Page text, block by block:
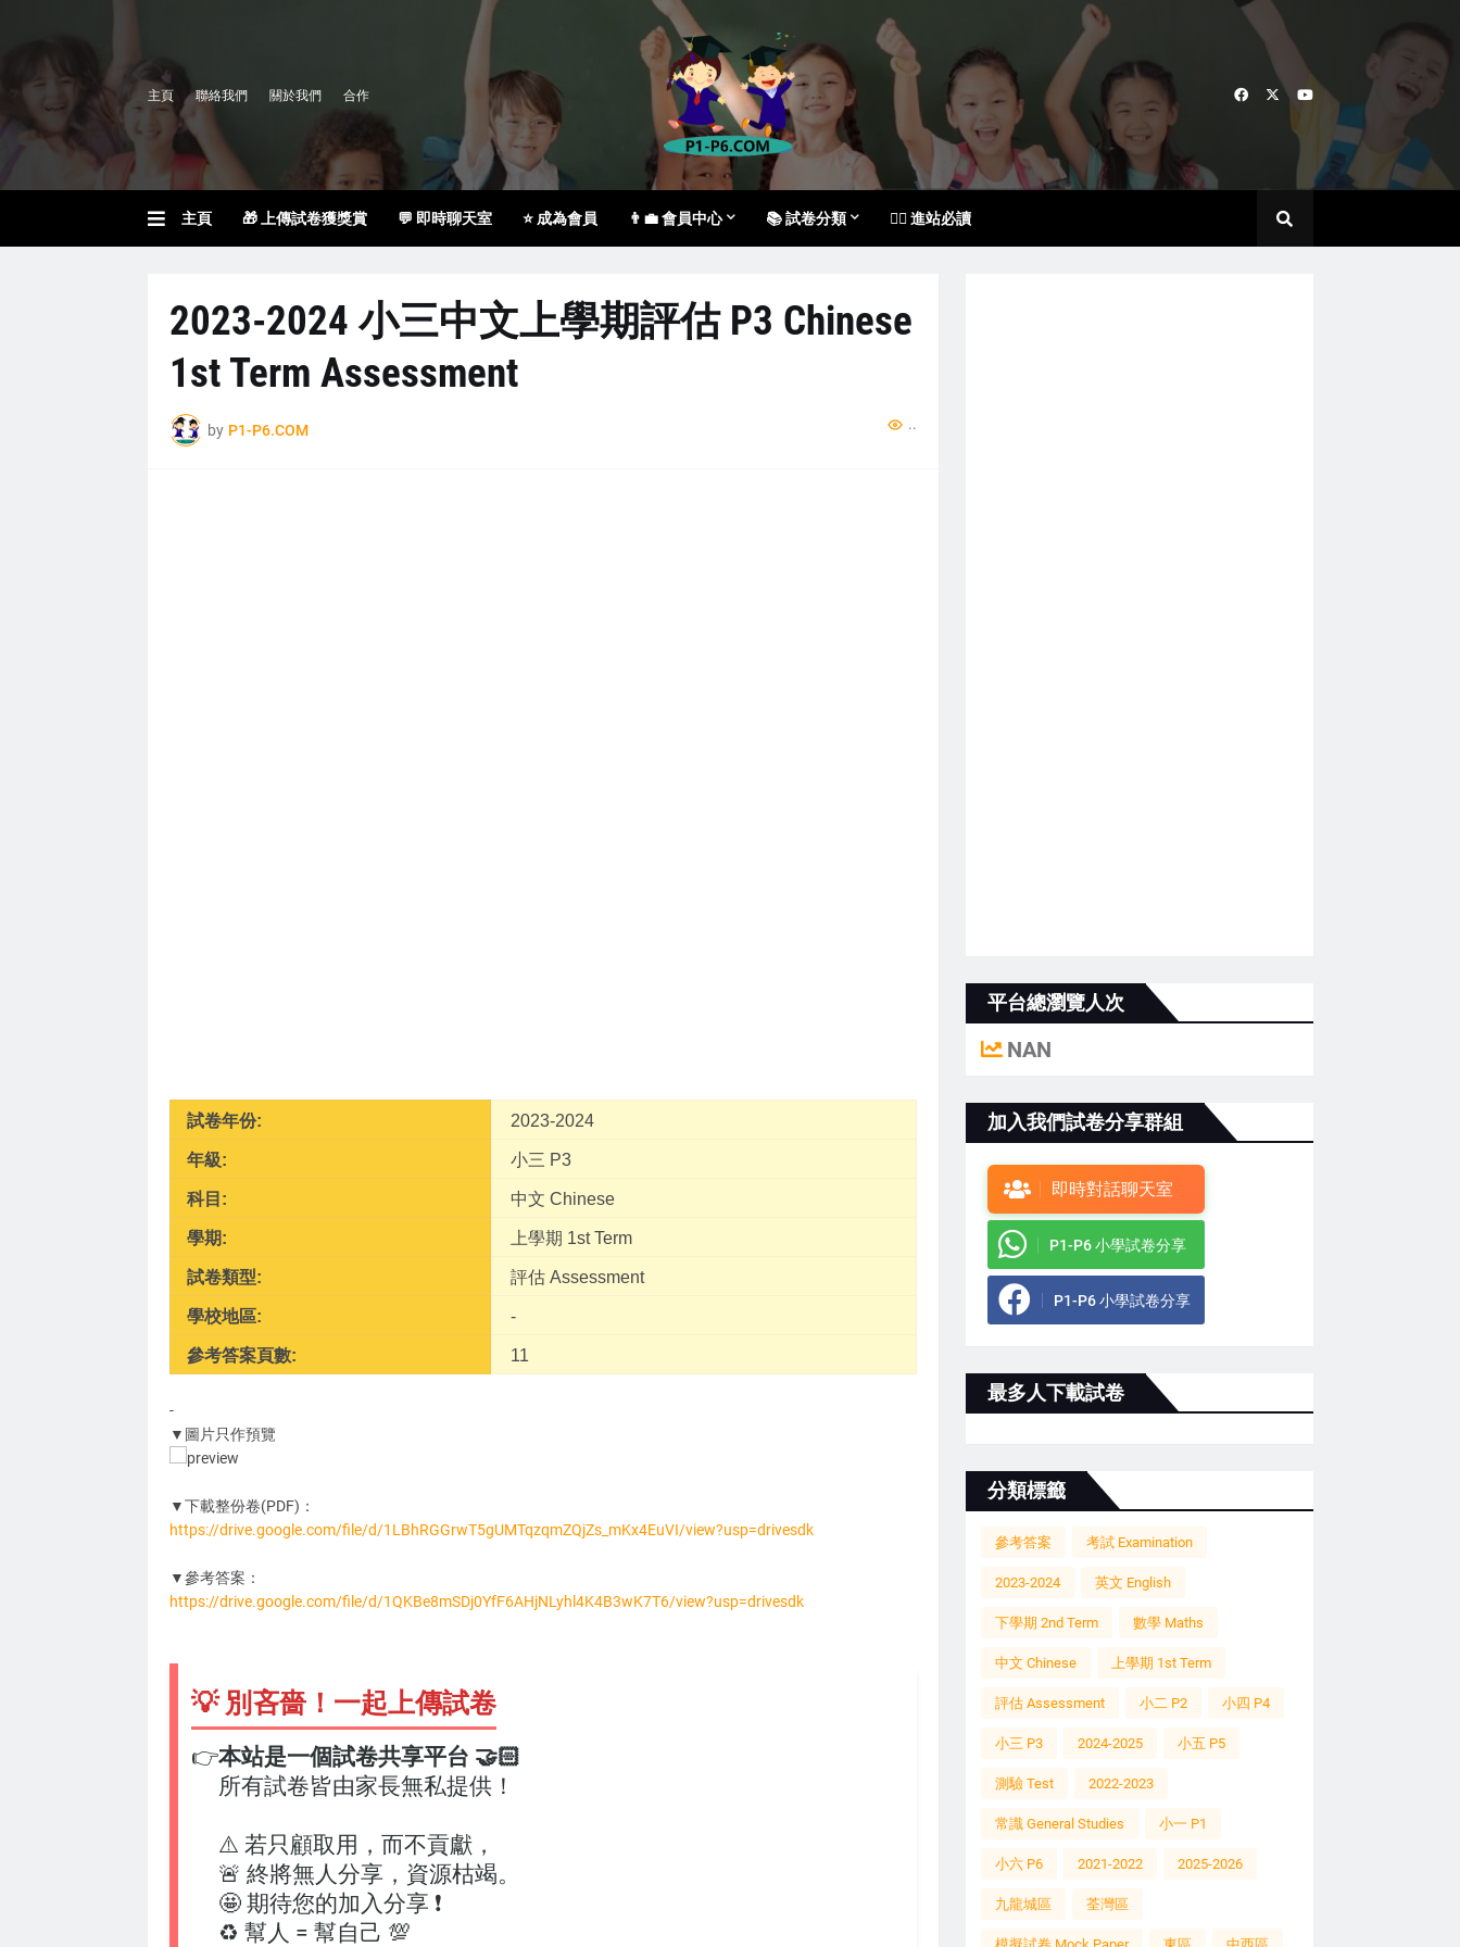
主頁 聯絡我們 關於我們 合作
主頁 🎁 上傳試卷獲獎賞 💬 即時聊天室 ⭐ 成為會員 👨‍💼 會員中心 📚 試卷分類 🙇‍♀️ 進站必讀
2023-2024 小三中文上學期評估 P3 Chinese
1st Term Assessment
by P1-P6.COM .
試卷年份: 2023-2024
年級: 小三 P3
科目: 中文 Chinese
學期: 上學期 1st Term
試卷類型: 評估 Assessment
學校地區: -
參考答案頁數: 11
-
▼圖片只作預覽
▼下載整份卷(PDF)：
https://drive.google.com/file/d/1LBhRGGrwT5gUMTqzqmZQjZs_mKx4EuVI/view?usp=drivesdk
▼參考答案：
https://drive.google.com/file/d/1QKBe8mSDj0YfF6AHjNLyhl4K4B3wK7T6/view?usp=drivesdk
💡 別吝嗇！一起上傳試卷
本站是一個試卷共享平台 🤝🏻
👉
所有試卷皆由家長無私提供！
⚠️ 若只顧取用，而不貢獻，
🚨 終將無人分享，資源枯竭。
🤩 期待您的加入分享 ❗
♻️ 幫人 = 幫自己 💯
平台總瀏覽人次
NAN
加入我們試卷分享群組
即時對話聊天室
P1-P6 小學試卷分享
P1-P6 小學試卷分享
最多人下載試卷
分類標籤
參考答案 考試 Examination
2023-2024 英文 English
下學期 2nd Term 數學 Maths
中文 Chinese 上學期 1st Term
評估 Assessment 小二 P2 小四 P4
小三 P3 2024-2025 小五 P5
測驗 Test 2022-2023
常識 General Studies 小一 P1
小六 P6 2021-2022 2025-2026
九龍城區 荃灣區